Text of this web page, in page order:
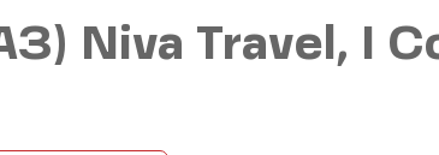
Niva Travel, I